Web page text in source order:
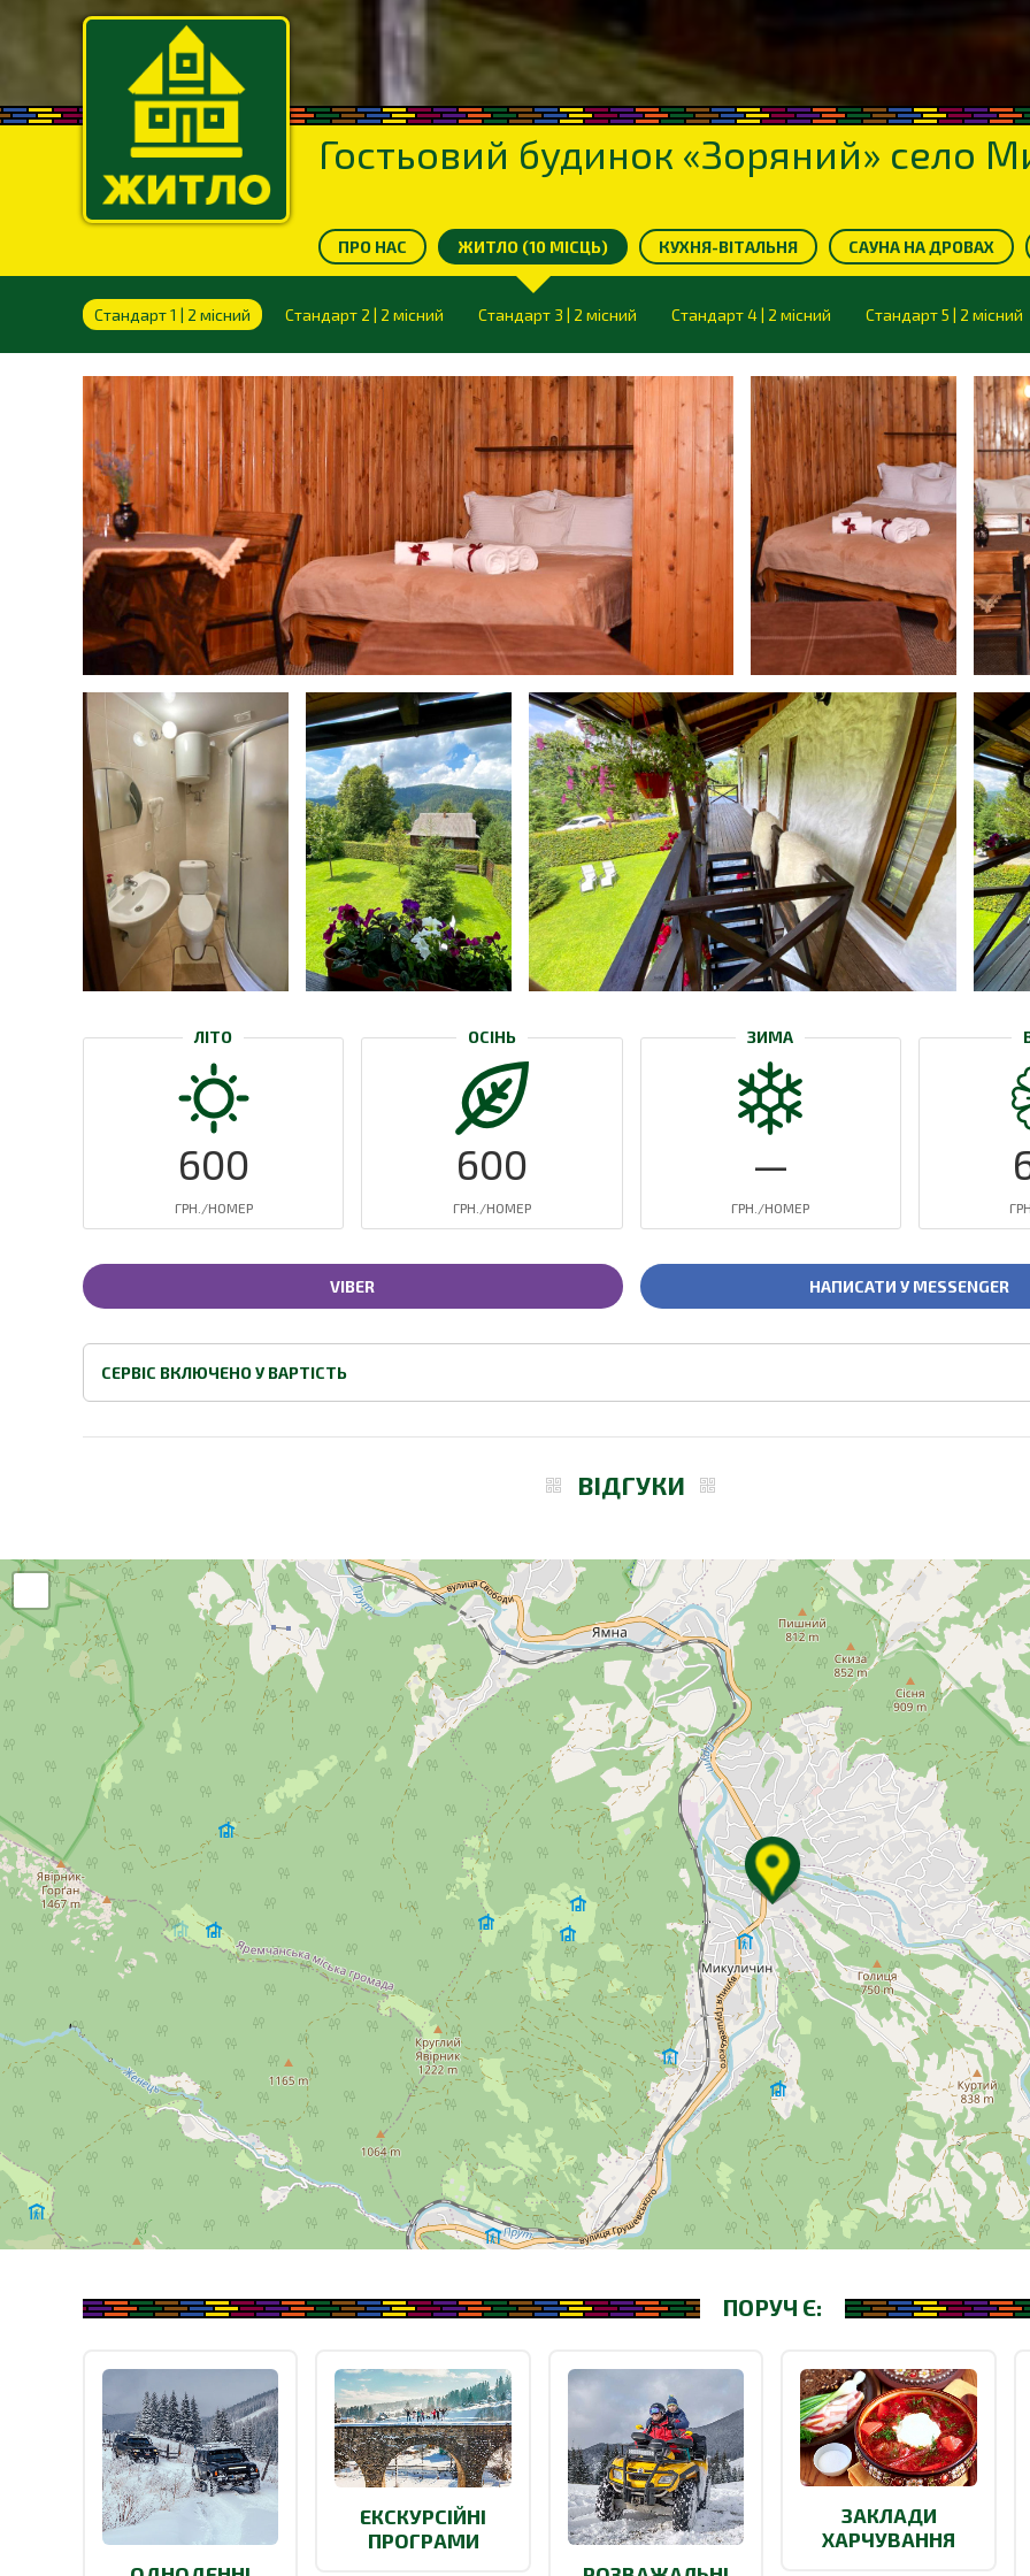
Гостьовий будинок «Зоряний» село
ПРО НАС ЖИТЛО (10 МІСЦЬ) КУХНЯ-ВІТАЛЬНЯ САУНА НА ДРОВАХ
Стандарт 1 | 2 місний Стандарт 2 | 2 місний Стандарт 3 | 2 місний Стандарт 4 | 2 місний Стандарт 5 | 2 місний
ЛІТО
600
ГРН./НОМЕР
ОСІНЬ
600
ГРН./НОМЕР
ЗИМА
—
ГРН./НОМЕР
VIBER НАПИСАТИ У MESSENGER
СЕРВІС ВКЛЮЧЕНО У ВАРТІСТЬ
ВІДГУКИ
ПОРУЧ Є:
ЕКСКУРСІЙНІ
ПРОГРАМИ
ЗАКЛАДИ
ХАРЧУВАННЯ